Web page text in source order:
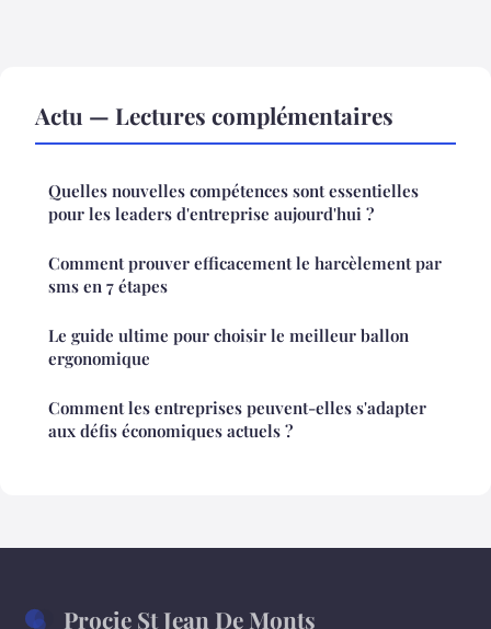
Actu — Lectures complémentaires
Quelles nouvelles compétences sont essentielles
pour les leaders d'entreprise aujourd'hui ?
Comment prouver efficacement le harcèlement par
sms en 7 étapes
Le guide ultime pour choisir le meilleur ballon
ergonomique
Comment les entreprises peuvent-elles s'adapter
aux défis économiques actuels ?
Procie St Jean De Monts